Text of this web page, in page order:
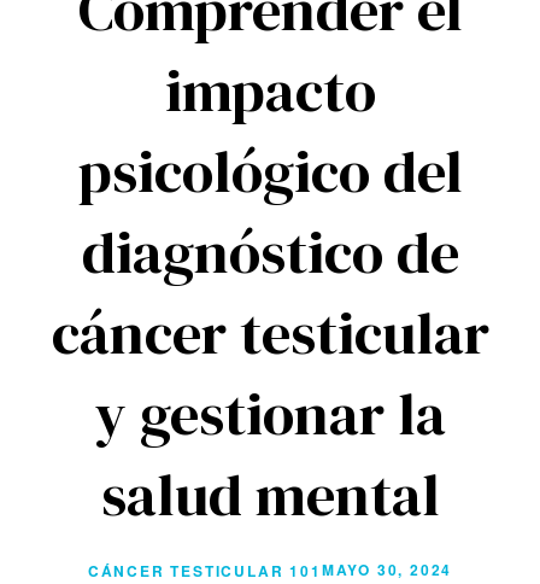
impacto
psicológico del
diagnóstico de
cáncer testicular
y gestionar la
salud mental
CÁNCER TESTICULAR 101 MAYO 30, 2024